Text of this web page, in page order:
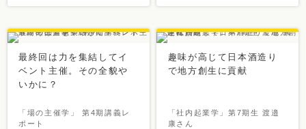
最終回は力を集結してイ
ベント主催。その全貌や
いかに？
「場の主催学」 第4期講義レ
ポート
趣味が高じて日本酒造り
で地方創生に貢献
「社内起業学」第7期生 渡邉
康さん